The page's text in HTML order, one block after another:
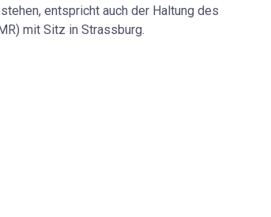
entspricht auch der Haltung des
mit Sitz in Strassburg.